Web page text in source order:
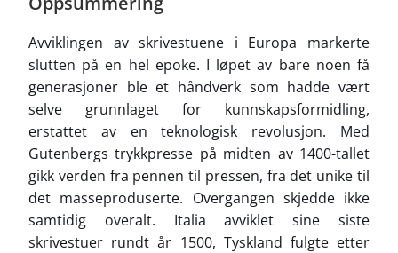
Avviklingen av skrivestuene i Europa markerte
slutten på en hel epoke. I løpet av bare noen få
generasjoner ble et håndverk som hadde vært
selve grunnlaget for kunnskapsformidling,
erstattet av en teknologisk revolusjon. Med
Gutenbergs trykkpresse på midten av 1400-tallet
gikk verden fra pennen til pressen, fra det unike til
det masseproduserte. Overgangen skjedde ikke
samtidig overalt. Italia avviklet sine siste
skrivestuer rundt år 1500, Tyskland fulgte etter